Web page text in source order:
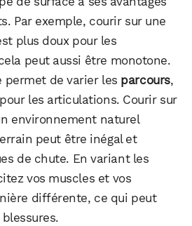
Par exemple, courir sur une
plus doux pour les
peut aussi être monotone.
permet de varier les parcours,
les articulations. Courir sur
environnement naturel
peut être inégal et
de chute. En variant les
vos muscles et vos
différente, ce qui peut